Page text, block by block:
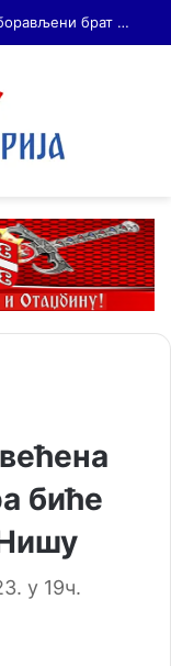
На Дражин дан у Лондону обележено 80. година од мучког убиства генерала Драгољуба Драже Михаиловића
биће
у 19ч.